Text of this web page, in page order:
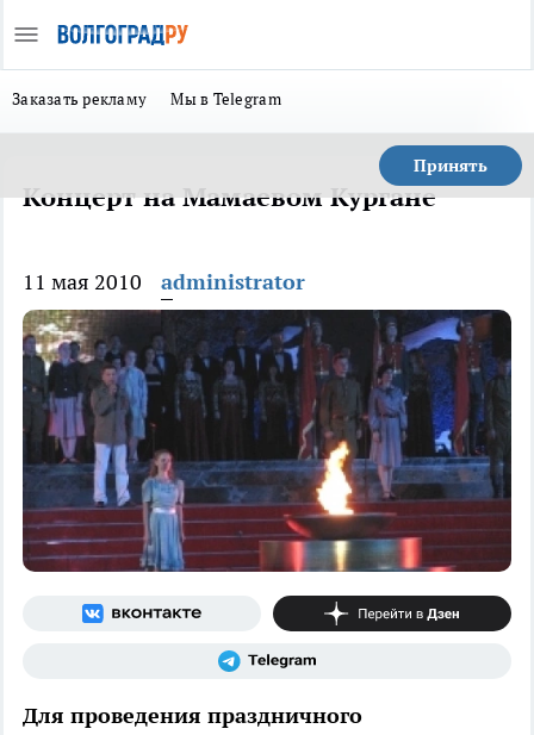
Заказать рекламу Мы в Telegram
Принять
Концерт на Мамаевом Кургане
11 мая 2010 administrator
Для проведения праздничного